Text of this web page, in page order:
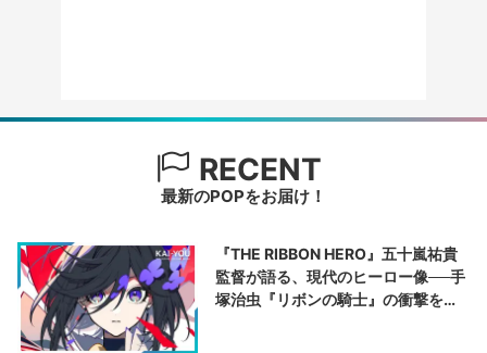
RECENT
最新のPOPをお届け！
『THE RIBBON HERO』五十嵐祐貴
監督が語る、現代のヒーロー像──手
塚治虫『リボンの騎士』の衝撃を再